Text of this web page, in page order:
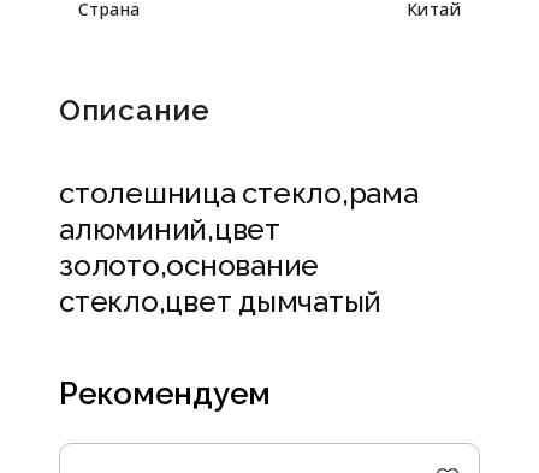
Страна
Китай
Описание
столешница стекло,рама
алюминий,цвет
золото,основание
стекло,цвет дымчатый
Рекомендуем